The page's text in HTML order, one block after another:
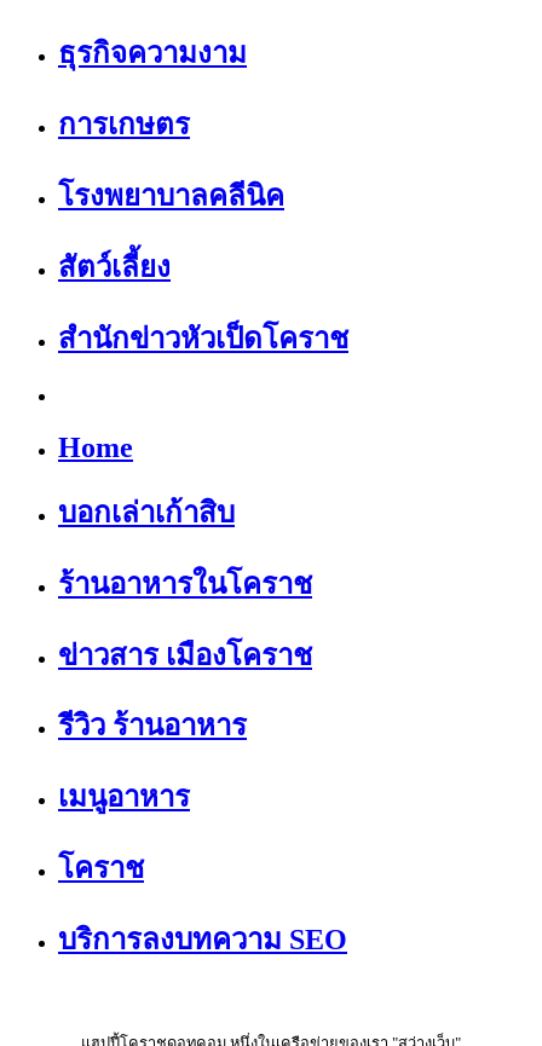
ธุรกิจความงาม
การเกษตร
โรงพยาบาลคลีนิค
สัตว์เลี้ยง
สำนักข่าวหัวเป็ดโคราช
Home
บอกเล่าเก้าสิบ
ร้านอาหารในโคราช
ข่าวสาร เมืองโคราช
รีวิว ร้านอาหาร
เมนูอาหาร
โคราช
บริการลงบทความ SEO